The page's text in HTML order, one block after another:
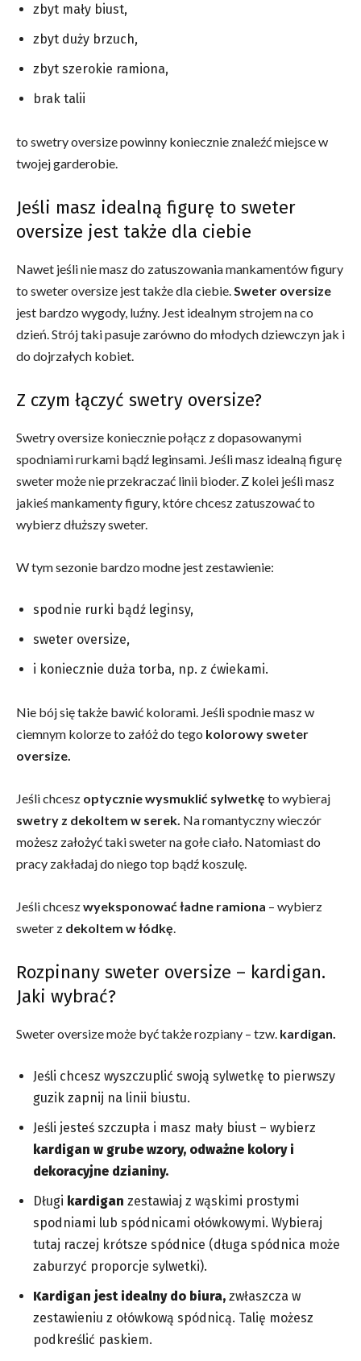
zbyt mały biust,
zbyt duży brzuch,
zbyt szerokie ramiona,
brak talii
to swetry oversize powinny koniecznie znaleźć miejsce w
twojej garderobie.
Jeśli masz idealną figurę to sweter
oversize jest także dla ciebie
Nawet jeśli nie masz do zatuszowania mankamentów figury
to sweter oversize jest także dla ciebie. Sweter oversize
jest bardzo wygody, luźny. Jest idealnym strojem na co
dzień. Strój taki pasuje zarówno do młodych dziewczyn jak i
do dojrzałych kobiet.
Z czym łączyć swetry oversize?
Swetry oversize koniecznie połącz z dopasowanymi
spodniami rurkami bądź leginsami. Jeśli masz idealną figurę
sweter może nie przekraczać linii bioder. Z kolei jeśli masz
jakieś mankamenty figury, które chcesz zatuszować to
wybierz dłuższy sweter.
W tym sezonie bardzo modne jest zestawienie:
spodnie rurki bądź leginsy,
sweter oversize,
i koniecznie duża torba, np. z ćwiekami.
Nie bój się także bawić kolorami. Jeśli spodnie masz w
ciemnym kolorze to załóż do tego kolorowy sweter
oversize.
Jeśli chcesz optycznie wysmuklić sylwetkę to wybieraj
swetry z dekoltem w serek. Na romantyczny wieczór
możesz założyć taki sweter na gołe ciało. Natomiast do
pracy zakładaj do niego top bądź koszulę.
Jeśli chceszwyeksponować ładne ramiona – wybierz
sweter z dekoltem w łódkę
Rozpinany sweter oversize – kardigan.
Jaki wybrać?
Sweter oversize może być także rozpiany – tzw. kardigan.
Jeśli chcesz wyszczuplić swoją sylwetkę to pierwszy
guzik zapnij na linii biustu.
Jeśli jesteś szczupła i masz mały biust – wybierz
kardigan w grube wzory, odważne kolory i
dekoracyjne dzianiny.
Długi kardigan zestawiaj z wąskimi prostymi
spodniami lub spódnicami ołówkowymi. Wybieraj
tutaj raczej krótsze spódnice (długa spódnica może
zaburzyć proporcje sylwetki).
Kardigan jest idealny do biura, zwłaszcza w
zestawieniu z ołówkową spódnicą. Talię możesz
podkreślić paskiem.